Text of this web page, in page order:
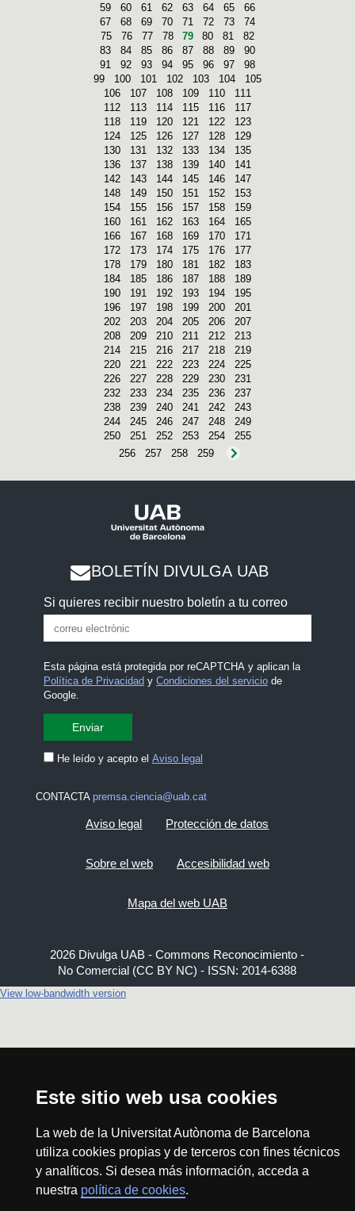
Este sitio web usa cookies
La web de la Universitat Autònoma de Barcelona
utiliza cookies propias y de terceros con fines técnicos
y analíticos. Si desea más información, acceda a
nuestra política de cookies.
59
60 61 62 63 64 65
66
67
68 69 70 71 72 73
74
75
76 77 78 79 80 81
82
83
84 85 86 87 88 89
90
91
92 93 94 95 96 97
98
99
100 101 102 103 104
105
106
107 108 109 110
111
112
113 114 115 116
117
118
119 120 121 122
123
124
125 126 127 128
129
130
131 132 133 134
135
136
137 138 139 140
141
142
143 144 145 146
147
148
149 150 151 152
153
154
155 156 157 158
159
160
161 162 163 164
165
166
167 168 169 170
171
172
173 174 175 176
177
178
179 180 181 182
183
184
185 186 187 188
189
190
191 192 193 194
195
196
197 198 199 200
201
202
203 204 205 206
207
208
209 210 211 212
213
214
215 216 217 218
219
220
221 222 223 224
225
226
227 228 229 230
231
232
233 234 235 236
237
238
239 240 241 242
243
244
245 246 247 248
249
250
251 252 253 254
255
256
257 258 259
BOLETÍN DIVULGA UAB
Si quieres recibir nuestro boletín a tu correo
Esta página está protegida por reCAPTCHA y aplican la
Política de Privacidad y Condiciones del serviciode
Google.
He leído y acepto el Aviso legal
CONTACTA premsa.ciencia@uab.cat
Aviso legal Protección de datos
Sobre el web Accesibilidad web
Mapa del web UAB
2026 Divulga UAB - Commons Reconocimiento -
No Comercial (CC BY NC) - ISSN: 2014-6388
View low-bandwidth version